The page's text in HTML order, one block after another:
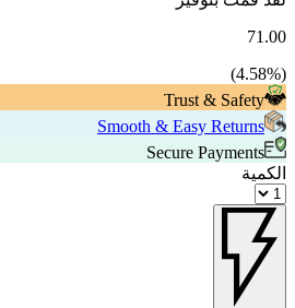
71.00
(
4.58%)
Trust & Safety
Smooth & Easy Returns
Secure Payments
الكمية